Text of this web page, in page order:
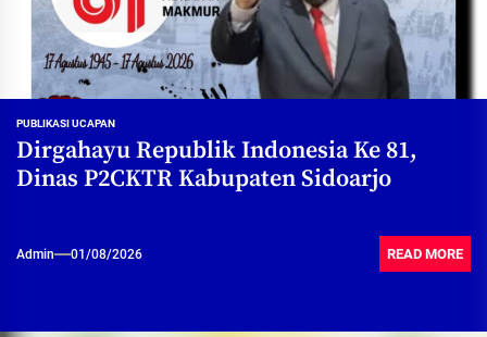
PUBLIKASI UCAPAN
Dirgahayu Republik Indonesia Ke 81,
Dinas P2CKTR Kabupaten Sidoarjo
Admin 01/08/2026 READ MORE